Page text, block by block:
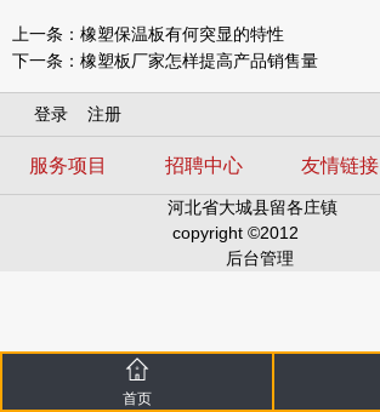
上一条： 橡塑保温板有何突显的特性
下一条： 橡塑板厂家怎样提高产品销售量
登录 注册
服务项目 招聘中心 友情链接
河北省大城县留各庄镇
copyright ©2012
后台管理
首页